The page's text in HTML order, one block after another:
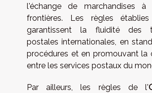
l'échange de marchandises à
frontières. Les règles
garantissent la fluidité des
postales internationales, en
procédures et en promouvant la
entre les services postaux du
Par ailleurs, les règles de l'